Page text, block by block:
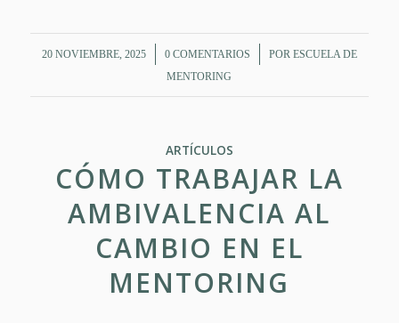
20 NOVIEMBRE, 2025
/ 0 COMENTARIOS
/ POR ESCUELA DE
MENTORING
ARTÍCULOS
CÓMO TRABAJAR LA
AMBIVALENCIA AL
CAMBIO EN EL
MENTORING